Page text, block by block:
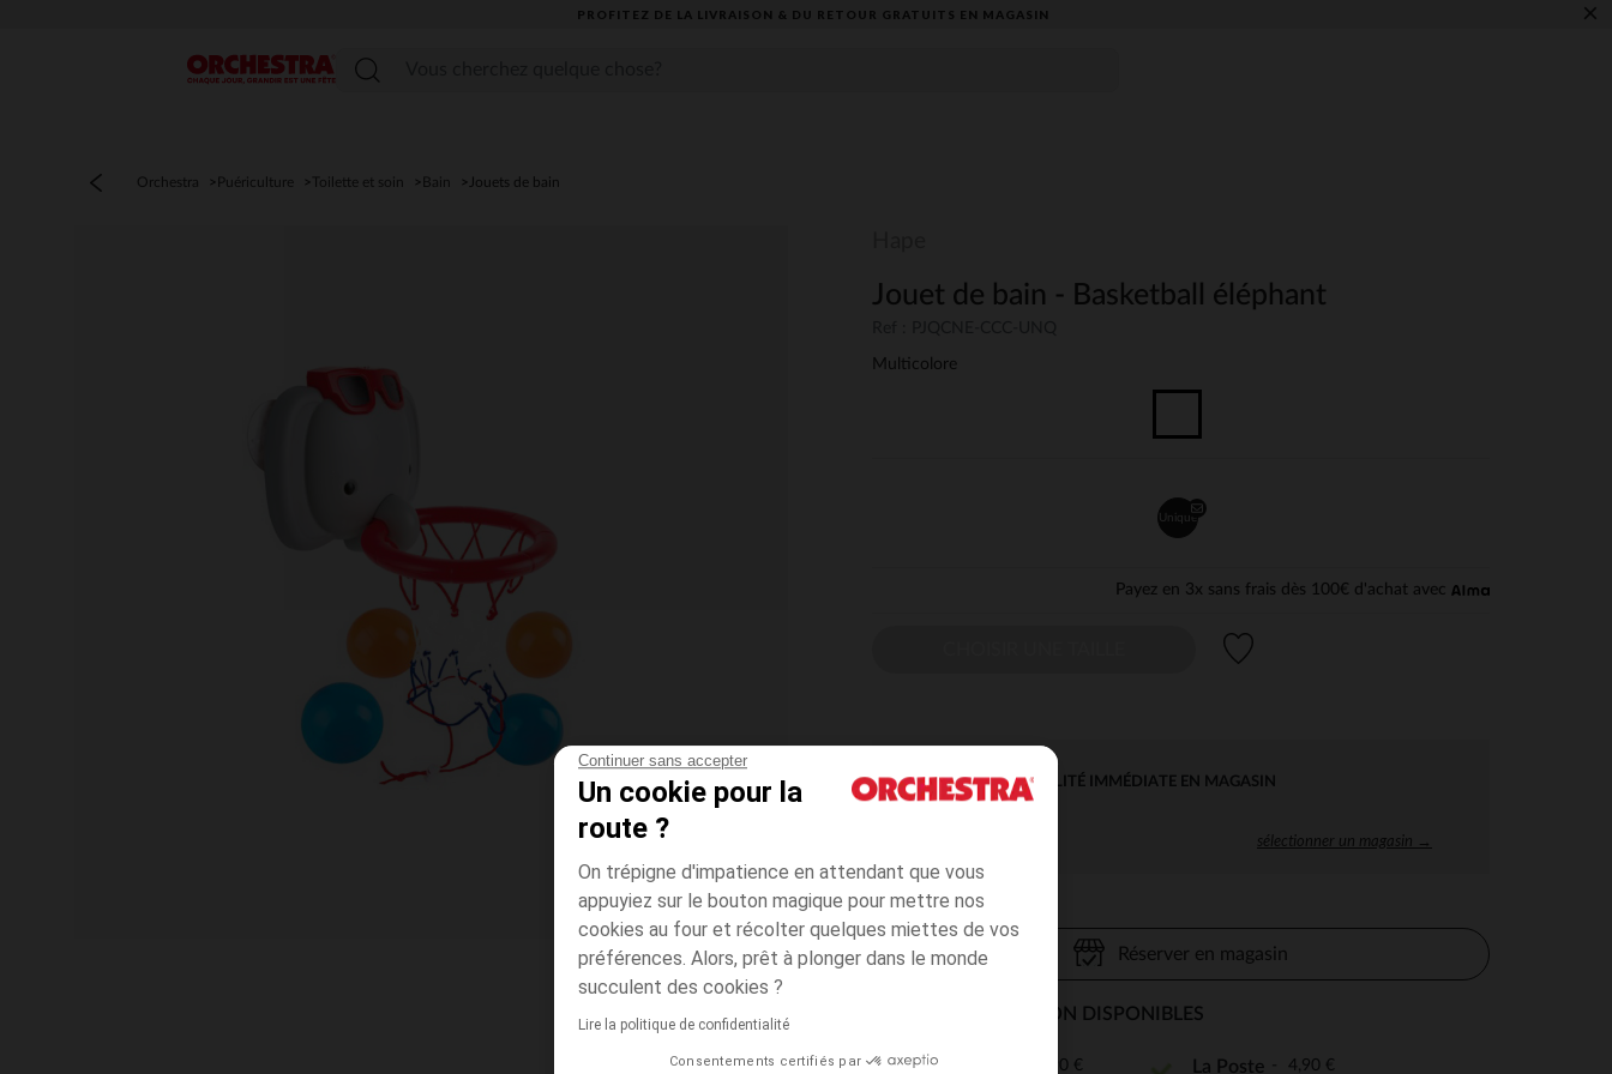
Continuer sans accepter
Un cookie pour la
route ?
On trépigne d'impatience en attendant que vous
appuyiez sur le bouton magique pour mettre nos
cookies au four et récolter quelques miettes de vos
préférences. Alors, prêt à plonger dans le monde
succulent des cookies ?
Lire la politique de confidentialité
Consentements certifiés par
PROFITEZ DE LA LIVRAISON & DU RETOUR GRATUITS EN MAGASIN​ ×
Menu
Orchestra Puériculture Toilette et soin Bain Jouets de bain
Jouet de bain - Basketball éléphant
Multicolore
Unique
Payez en 3x sans frais dès 100€ d'achat avec
DISPONIBILITÉ IMMÉDIATE EN MAGASIN
sélectionner un magasin →
Réserver en magasin
MODES DE LIVRAISON DISPONIBLES
Point Relais 4,90 € La Poste 4,90 €